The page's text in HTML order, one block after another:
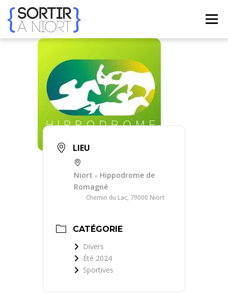
contenu
Menu
AGENDA
BONS PLANS CONTACT
FRENCH
LIEU
Niort - Hippodrome de
Romagné
Chemin du Lac, 79000 Niort
CATÉGORIE
Divers
Été 2024
Sportives